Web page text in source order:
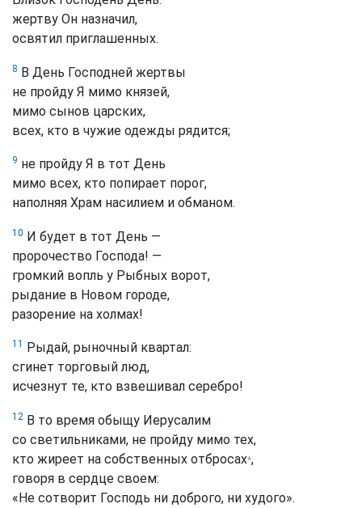
жертву Он назначил,
освятил приглашенных.
8 В День Господней жертвы
не пройду Я мимо князей,
мимо сынов царских,
всех, кто в чужие одежды рядится;
9 не пройду Я в тот День
мимо всех, кто попирает порог,
наполняя Храм насилием и обманом.
10 И будет в тот День —
пророчество Господа! —
громкий вопль у Рыбных ворот,
рыдание в Новом городе,
разорение на холмах!
11
Рыдай, рыночный квартал:
сгинет торговый люд,
исчезнут те, кто взвешивал серебро!
12 В то время обыщу Иерусалим
со светильниками, не пройду мимо тех,
кто жиреет на собственных отбросах*,
говоря в сердце своем:
«Не сотворит Господь ни доброго, ни худого».